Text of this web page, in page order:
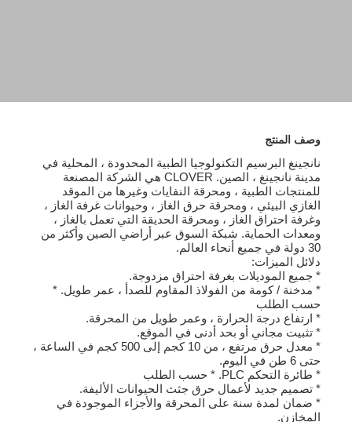
وصف المنتج
نانجينغ البرسيم التكنولوجيا الطبية المحدودة ، المحلية في
مدينة نانجينغ ، الصين. CLOVER هي الشركة المصنعة
للمنتجات الطبية ، ومحرقة النفايات وغيرها من الموقد
الغازي البيئي ، ومحرقة حرق الغاز ، وحيوانات غرفة الغاز ،
وغرفة احتراق الغاز ، ومحرقة الحديقة التي تعمل بالغاز ،
ومعدات الحماية. شبكة السوق عبر أراضي الصين وأكثر من
30 دولة في جميع أنحاء العالم.
دلائل الميزات:
* جميع الموديلات بغرفة احتراق مزدوجة.
* مدخنة / كومة من الفولاذ المقاوم للصدأ ، عمر طويل. *
حسب الطلب
* ارتفاع درجة الحرارة ، وعمر طويل من المحرقة.
* تثبيت مجاني أو بحد أدنى في الموقع.
* معدل حرق مرتفع ، من 10 كجم إلى 500 كجم في الساعة ،
حتى 6 طن في اليوم.
* طائرة التحكم PLC. * حسب الطلب
* تصميم جديد لأعمال حرق جثث الحيوانات الأليفة.
* ضمان لمدة سنة على المحرقة والأجزاء الموجودة في
المخازن.